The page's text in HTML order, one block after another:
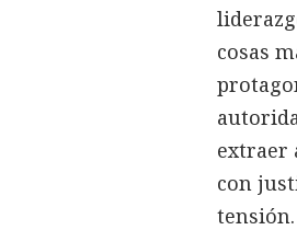
cosas
extraer
con